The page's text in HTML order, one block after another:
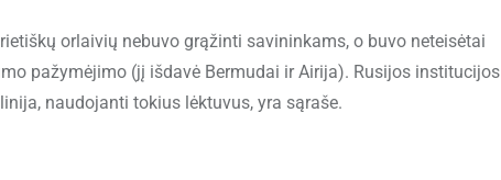
orlaivių nebuvo grąžinti savininkams, o buvo neteisėtai
pažymėjimo (jį išdavė Bermudai ir Airija). Rusijos institucijos
naudojanti tokius lėktuvus, yra sąraše.